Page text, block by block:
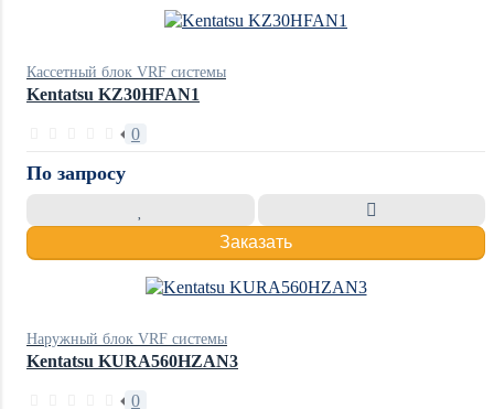
Кассетный блок VRF системы
Kentatsu KZ30HFAN1
0
По запросу
Заказать
Наружный блок VRF системы
Kentatsu KURA560HZAN3
0